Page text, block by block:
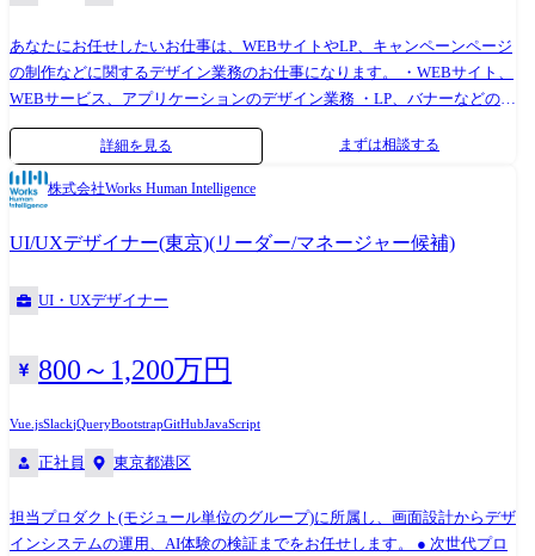
あなたにお任せしたいお仕事は、WEBサイトやLP、キャンペーンページ
の制作などに関するデザイン業務のお仕事になります。 ・WEBサイト、
WEBサービス、アプリケーションのデザイン業務 ・LP、バナーなどのデ
ザイン制作 ・画像の加工、修正 ・HTML/CSSのコーディング業務(修
正、更新) ・UI/UXの改善 ・その他クリエイティブ制作 など リクルート
グループ、楽天グループ、サイバーエージェントグループなど、WEB業
界を牽引するトップ企業含め様々な企業と安定的な取引を行っておりま
す。 当社社員は、プロダクションカンパニーの一員として各社クライア
ントのプロジェクトに参画し、1つの会社に長年いては実現できない多彩
なスキルやノウハウを身に付けることができます!
詳細を見る まずは相談する
株式会社Works Human Intelligence
UI/UXデザイナー(東京)(リーダー/マネージャー候補)
UI・UXデザイナー
800～1,200万円
Vue.jsSlackjQueryBootstrapGitHubJavaScript
正社員 東京都港区
担当プロダクト(モジュール単位のグループ)に所属し、画面設計からデザ
インシステムの運用、AI体験の検証までをお任せします。 ● 次世代プロ